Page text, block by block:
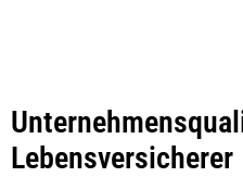
Lebensversicherer